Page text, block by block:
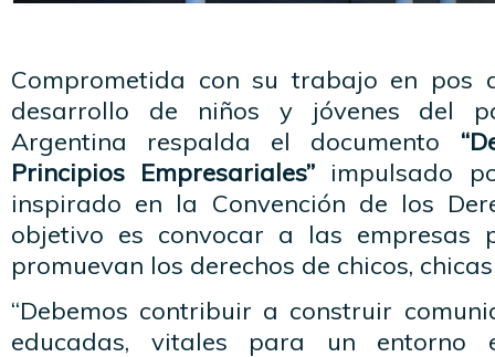
Comprometida con su trabajo en pos
desarrollo de niños y jóvenes del
Argentina respalda el documento
Principios Empresariales” impulsado
inspirado en la Convención de los
objetivo es convocar a las empresas
promuevan los derechos de chicos,
“Debemos contribuir a construir
educadas, vitales para un entorno